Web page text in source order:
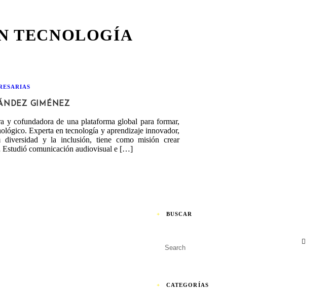
TECNOLOGÍA
GIMÉNEZ
y cofundadora de una plataforma global para formar,
Experta en tecnología y aprendizaje innovador,
diversidad y la inclusión, tiene como misión crear
Estudió comunicación audiovisual e […]
BUSCAR
CATEGORÍAS